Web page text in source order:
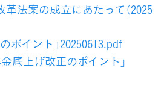
革法案の成立にあたって（2025
ポイント」20250613.pdf
底上げ改正のポイント」